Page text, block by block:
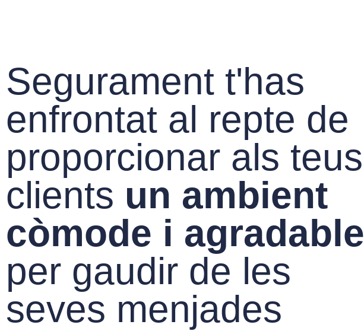
Segurament t'has
enfrontat al repte de
proporcionar als teus
clients un ambient
còmode i agradable
per gaudir de les
seves menjades